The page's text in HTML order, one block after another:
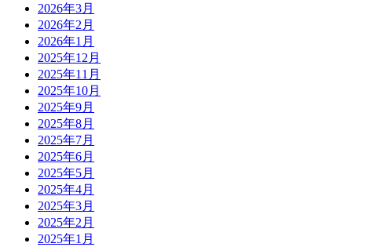
2026年3月
2026年2月
2026年1月
2025年12月
2025年11月
2025年10月
2025年9月
2025年8月
2025年7月
2025年6月
2025年5月
2025年4月
2025年3月
2025年2月
2025年1月